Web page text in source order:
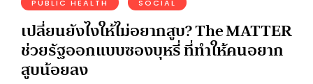
PUBLIC HEALTH SOCIAL
เปลี่ยนยังไงให้ไม่อยากสูบ? The MATTER
ช่วยรัฐออกแบบซองบุหรี่ ที่ทำให้คนอยาก
สูบน้อยลง